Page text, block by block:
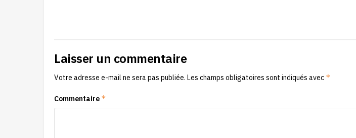
Laisser un commentaire
Votre adresse e-mail ne sera pas publiée. Les champs obligatoires sont indiqués avec *
Commentaire *